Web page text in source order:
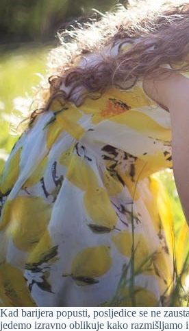
Kad barijera popusti, posljedice se ne
jedemo izravno oblikuje kako razmišljamo